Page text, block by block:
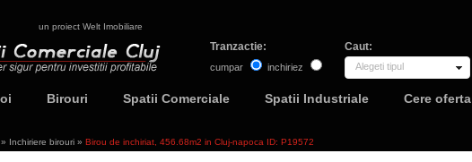
un proiect Welt Imobiliare
Tranzactie:
cumpar inchiriez
Caut:
Alegeti tipul
Birouri Spatii Comerciale Spatii Industriale Cere oferta
» Inchiriere birouri » Birou de inchiriat, 456.68m2 in Cluj-napoca ID: P19572